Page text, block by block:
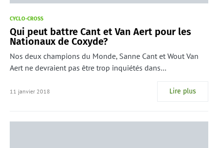
CYCLO-CROSS
Qui peut battre Cant et Van Aert pour les
Nationaux de Coxyde?
Nos deux champions du Monde, Sanne Cant et Wout Van
Aert ne devraient pas être trop inquiétés dans…
11 janvier 2018 Lire plus